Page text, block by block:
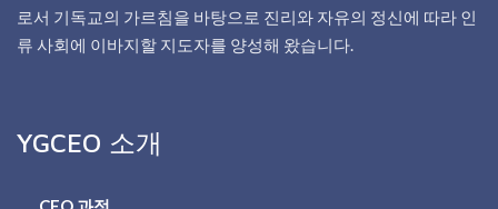
로서 기독교의 가르침을 바탕으로 진리와 자유의 정신에 따라 인
류 사회에 이바지할 지도자를 양성해 왔습니다.
YGCEO 소개